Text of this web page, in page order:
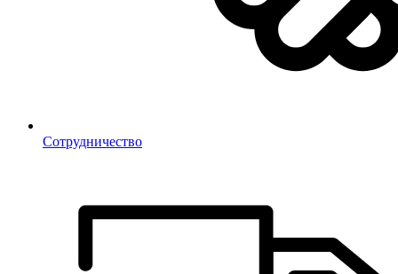
Сотрудничество